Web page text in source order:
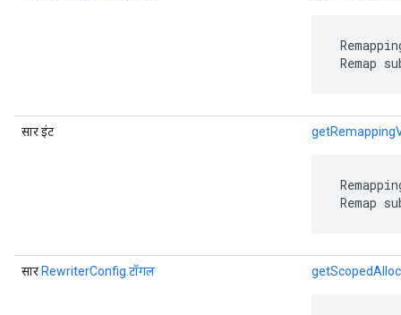
Remap
सार इंट
Remap
सार RewriterConfig.टॉगल